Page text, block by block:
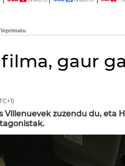
gaur
Villenuevek zuzendu du, eta